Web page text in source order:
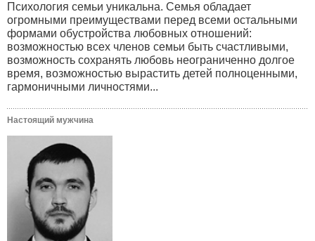
Психология семьи уникальна. Семья обладает
огромными преимуществами перед всеми остальными
формами обустройства любовных отношений:
возможностью всех членов семьи быть счастливыми,
возможность сохранять любовь неограниченно долгое
время, возможностью вырастить детей полноценными,
гармоничными личностями...
Настоящий мужчина